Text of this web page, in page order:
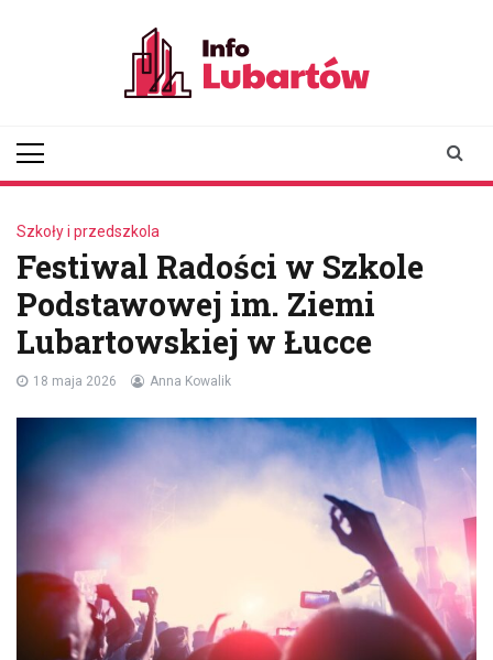
Szkoły i przedszkola
Festiwal Radości w Szkole
Podstawowej im. Ziemi
Lubartowskiej w Łucce
18 maja 2026 Anna Kowalik